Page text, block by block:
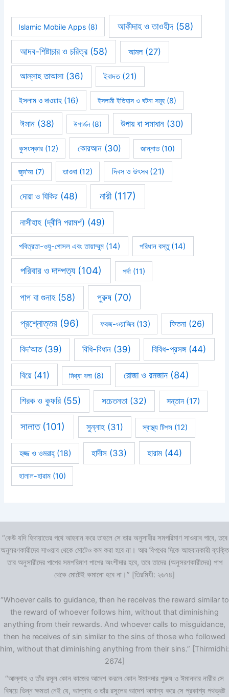
Islamic Mobile Apps (8) আকীদাহ ও তাওহীদ(58)
আদব-শিষ্টাচার ও চরিত্র(58) আমল(27)
আল্লাহ তাআলা(36) ইবাদত(21)
ইসলাম ও দাওয়াহ (16) ইসলামী ইতিহাস ও ঘটনা সমূহ(8)
ঈমান(38) উপার্জন(8) উপায় বা সমাধান (30)
কুসংস্কার(12) কোরআন (30) জান্নাত(10)
জুম'আ (7) তাওবা (12) দিবস ও উৎসব(21)
দোয়া ও যিকির (48) নারী(117)
নাসীহাহ (দ্বীনি পরামর্শ) (49)
পবিত্রতা-ওযু-গোসল এবং তায়াম্মুম (14) পরিধান বস্তু(14)
পরিবার ও দাম্পত্য(104) পর্দা(11)
পাপ বা গুনাহ(58) পুরুষ(70)
প্রশ্নোত্তর (96) ফরজ-ওয়াজিব(13) ফিতনা(26)
বিদ’আত(39) বিধি-বিধান (39) বিবিধ-প্রসঙ্গ(44)
বিয়ে(41) মিথ্যা বলা(8) রোজা ও রমজান (84)
শিরক ও কুফরি(55) সচেতনতা(32) সন্তান(17)
সালাত(101) সুন্নাহ (31) স্বাস্থ্য টিপস (12)
হজ্জ ও ওমরাহ্‌(18) হাদীস(33) হারাম (44)
হালাল-হারাম(10)
“কেউ যদি হিদায়াতের পথে আহবান করে তাহলে সে তার অনুসারীর সমপরিমাণ সাওয়াব পাবে, তবে
অনুসরণকারীদের সাওয়াব থেকে মোটেও কম করা হবে না। আর বিপথের দিকে আহবানকারী ব্যক্তি
তার অনুসারীদের পাপের সমপরিমাণ পাপের অংশীদার হবে, তবে তাদের (অনুসরণকারীদের) পাপ
থেকে মোটেই কমানো হবে না।” [তিরমিযী: ২৬৭৪]
“Whoever calls to guidance, then he receives the reward similar to
the reward of whoever follows him, without that diminishing
anything from their rewards. And whoever calls to misguidance,
then he receives of sin similar to the sins of those who followed
him, without that diminishing anything from their sins.” [Thirmidhi:
2674]
“আল্লাহ ও তাঁর রসূল কোন কাজের আদেশ করলে কোন ঈমানদার পুরুষ ও ঈমানদার নারীর সে
বিষয়ে ভিন্ন ক্ষমতা নেই যে, আল্লাহ ও তাঁর রসূলের আদেশ অমান্য করে সে প্রকাশ্য পথভ্রষ্ট